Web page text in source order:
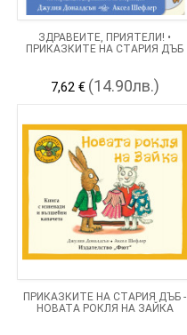
ЗДРАВЕЙТЕ, ПРИЯТЕЛИ! •
ПРИКАЗКИТЕ НА СТАРИЯ ДЪБ
7,62 € (14.90лв.)
ПРИКАЗКИТЕ НА СТАРИЯ ДЪБ -
НОВАТА РОКЛЯ НА ЗАЙКА